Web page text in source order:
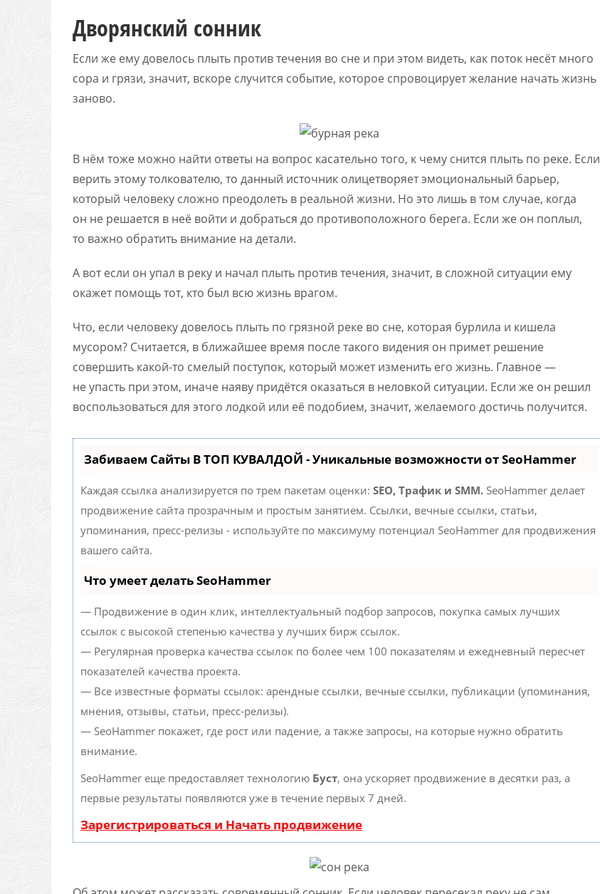
Дворянский сонник
Если же ему довелось плыть против течения во сне и при этом видеть, как поток несёт много
сора и грязи, значит, вскоре случится событие, которое спровоцирует желание начать жизнь
заново.
В нём тоже можно найти ответы на вопрос касательно того, к чему снится плыть по реке. Если
верить этому толкователю, то данный источник олицетворяет эмоциональный барьер,
который человеку сложно преодолеть в реальной жизни. Но это лишь в том случае, когда
он не решается в неё войти и добраться до противоположного берега. Если же он поплыл,
то важно обратить внимание на детали.
А вот если он упал в реку и начал плыть против течения, значит, в сложной ситуации ему
окажет помощь тот, кто был всю жизнь врагом.
Что, если человеку довелось плыть по грязной реке во сне, которая бурлила и кишела
мусором? Считается, в ближайшее время после такого видения он примет решение
совершить какой-то смелый поступок, который может изменить его жизнь. Главное —
не упасть при этом, иначе наяву придётся оказаться в неловкой ситуации. Если же он решил
воспользоваться для этого лодкой или её подобием, значит, желаемого достичь получится.
Забиваем Сайты В ТОП КУВАЛДОЙ - Уникальные возможности от SeoHammer
Каждая ссылка анализируется по трем пакетам оценки: SEO, Трафик и SMM. SeoHammer делает
продвижение сайта прозрачным и простым занятием. Ссылки, вечные ссылки, статьи,
упоминания, пресс-релизы - используйте по максимуму потенциал SeoHammer для продвижения
вашего сайта.
Что умеет делать SeoHammer
— Продвижение в один клик, интеллектуальный подбор запросов, покупка самых лучших
ссылок с высокой степенью качества у лучших бирж ссылок.
— Регулярная проверка качества ссылок по более чем 100 показателям и ежедневный пересчет
показателей качества проекта.
— Все известные форматы ссылок: арендные ссылки, вечные ссылки, публикации (упоминания,
мнения, отзывы, статьи, пресс-релизы).
— SeoHammer покажет, где рост или падение, а также запросы, на которые нужно обратить
внимание.
SeoHammer еще предоставляет технологию Буст, она ускоряет продвижение в десятки раз, а
первые результаты появляются уже в течение первых 7 дней.
Зарегистрироваться и Начать продвижение